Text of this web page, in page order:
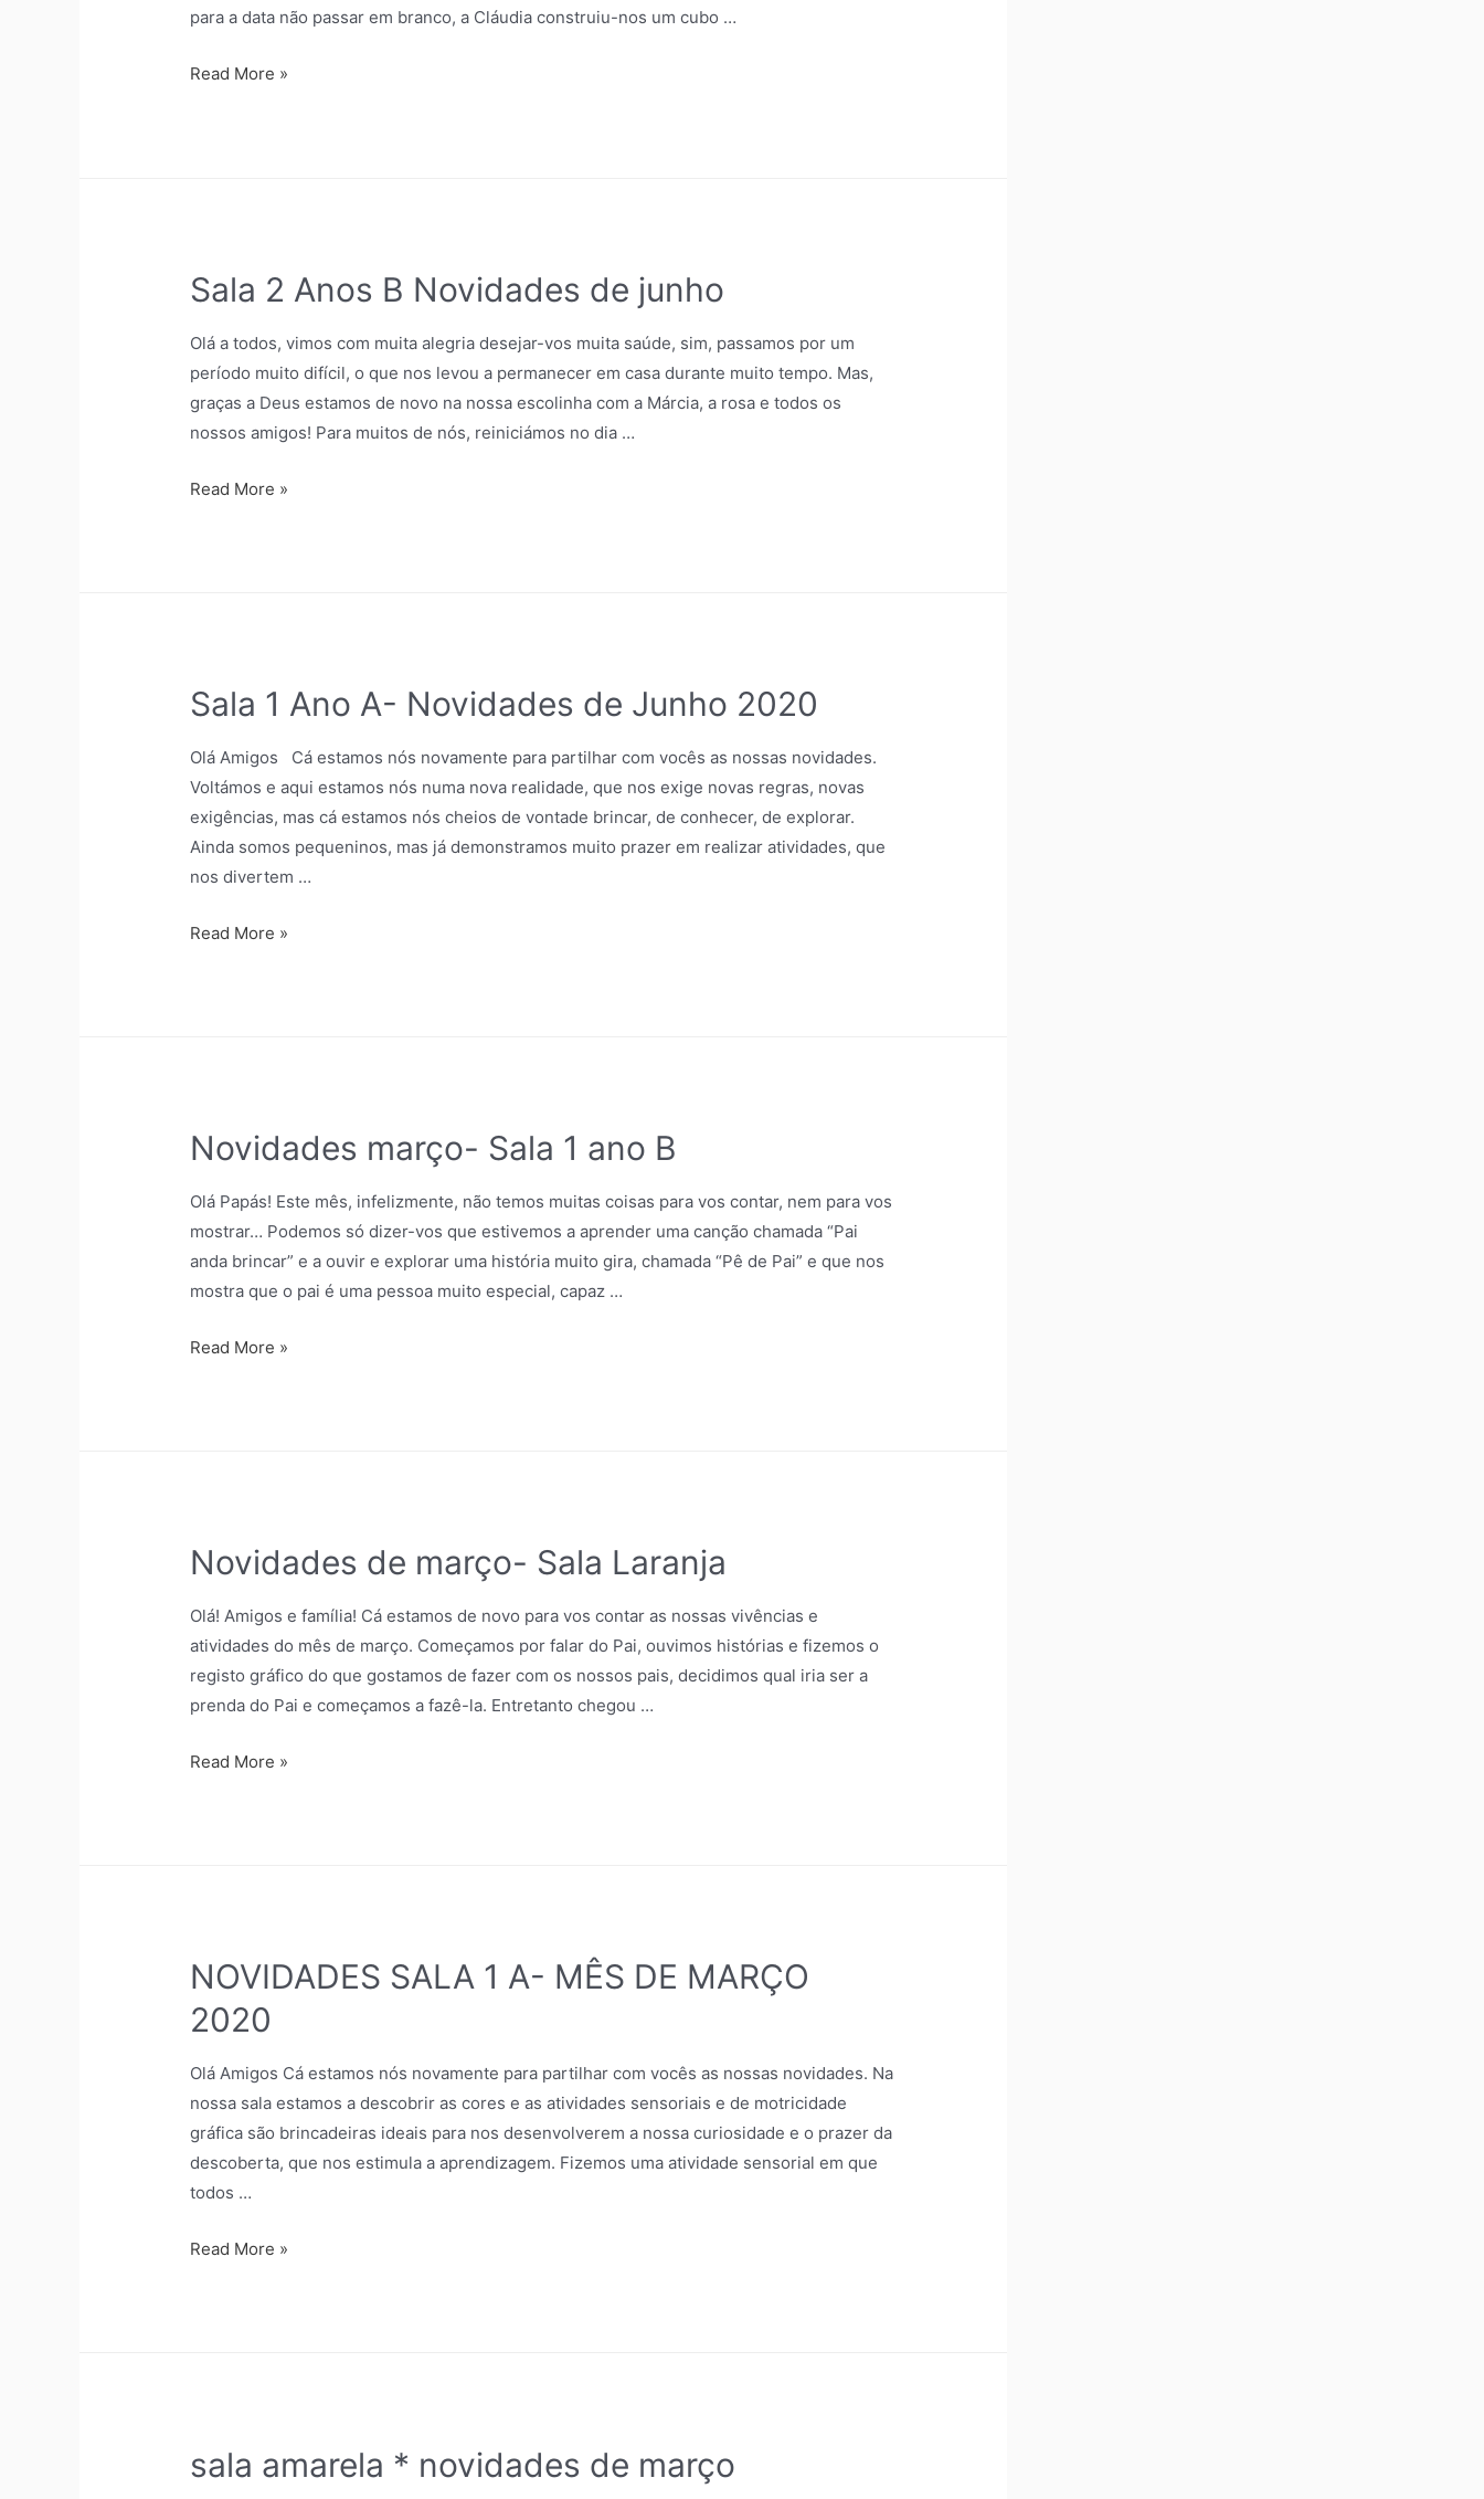
para a data não passar em branco, a Cláudia construiu-nos um cubo …
Read More »
Sala 2 Anos B Novidades de junho
Olá a todos, vimos com muita alegria desejar-vos muita saúde, sim, passamos por um
período muito difícil, o que nos levou a permanecer em casa durante muito tempo. Mas,
graças a Deus estamos de novo na nossa escolinha com a Márcia, a rosa e todos os
nossos amigos! Para muitos de nós, reiniciámos no dia …
Read More »
Sala 1 Ano A- Novidades de Junho 2020
Olá Amigos Cá estamos nós novamente para partilhar com vocês as nossas novidades.
Voltámos e aqui estamos nós numa nova realidade, que nos exige novas regras, novas
exigências, mas cá estamos nós cheios de vontade brincar, de conhecer, de explorar.
Ainda somos pequeninos, mas já demonstramos muito prazer em realizar atividades, que
nos divertem …
Read More »
Novidades março- Sala 1 ano B
Olá Papás! Este mês, infelizmente, não temos muitas coisas para vos contar, nem para vos
mostrar… Podemos só dizer-vos que estivemos a aprender uma canção chamada “Pai
anda brincar” e a ouvir e explorar uma história muito gira, chamada “Pê de Pai” e que nos
mostra que o pai é uma pessoa muito especial, capaz …
Read More »
Novidades de março- Sala Laranja
Olá! Amigos e família! Cá estamos de novo para vos contar as nossas vivências e
atividades do mês de março. Começamos por falar do Pai, ouvimos histórias e fizemos o
registo gráfico do que gostamos de fazer com os nossos pais, decidimos qual iria ser a
prenda do Pai e começamos a fazê-la. Entretanto chegou …
Read More »
NOVIDADES SALA 1 A- MÊS DE MARÇO
2020
Olá Amigos Cá estamos nós novamente para partilhar com vocês as nossas novidades. Na
nossa sala estamos a descobrir as cores e as atividades sensoriais e de motricidade
gráfica são brincadeiras ideais para nos desenvolverem a nossa curiosidade e o prazer da
descoberta, que nos estimula a aprendizagem. Fizemos uma atividade sensorial em que
todos …
Read More »
sala amarela * novidades de março